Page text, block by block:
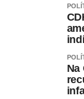
Delegado Sérgio
Caio Cordeiro
Gal Rodrigues
Professor
Cabo Menegatti
Vinicius Santana
Na